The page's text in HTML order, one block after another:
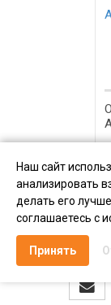
Наш сайт
анализировать
делать его
соглашаетесь с
Принять